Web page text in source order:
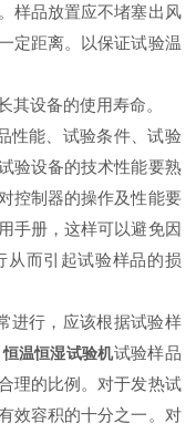
样品放置应不堵塞出风
定距离。以保证试验温
其设备的使用寿命。
性能、试验条件、试验
验设备的技术性能要熟
控制器的操作及性能要
手册，这样可以避免因
从而引起试验样品的损
进行，应该根据试验样
恒温恒湿试验机试验样品
理的比例。对于发热试
效容积的十分之一。对